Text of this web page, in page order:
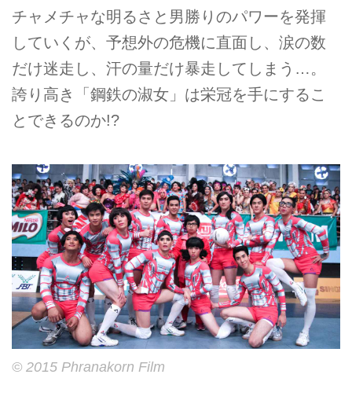
チャメチャな明るさと男勝りのパワーを発揮
していくが、予想外の危機に直面し、涙の数
だけ迷走し、汗の量だけ暴走してしまう…。
誇り高き「鋼鉄の淑女」は栄冠を手にするこ
とできるのか!?
© 2015 Phranakorn Film